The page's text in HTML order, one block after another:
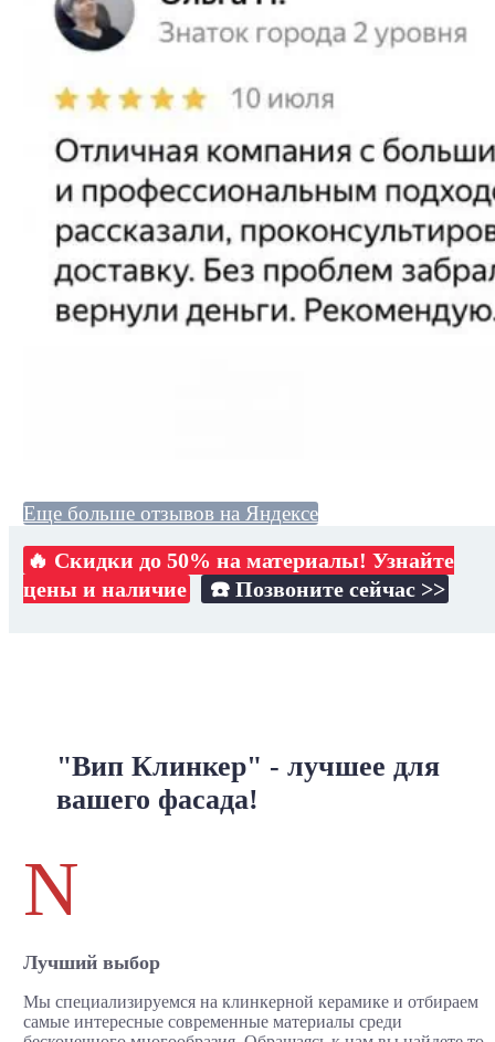
Еще больше отзывов на Яндексе
🔥 Скидки до 50% на материалы! Узнайте
цены и наличие
☎️ Позвоните сейчас >>
"Вип Клинкер" - лучшее для
вашего фасада!
N
Лучший выбор
Мы специализируемся на клинкерной керамике и отбираем
самые интересные современные материалы среди